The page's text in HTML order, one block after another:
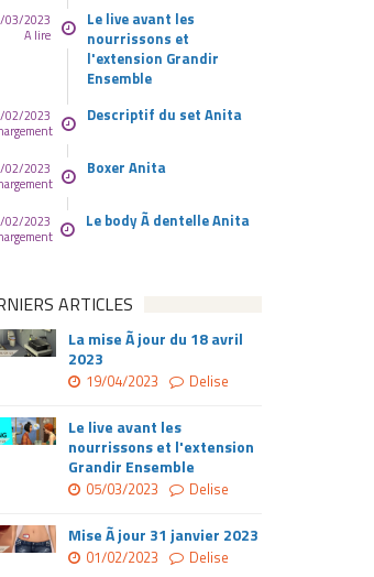
03/2023
A lire
Le live avant les
nourrissons et
l'extension Grandir
Ensemble
02/2023
Descriptif du set Anita
02/2023
Boxer Anita
02/2023
Le body Ã dentelle Anita
ARTICLES
La mise Ã jour du 18 avril
2023
19/04/2023 Delise
Le live avant les
nourrissons et l'extension
Grandir Ensemble
05/03/2023 Delise
Mise Ã jour 31 janvier 2023
01/02/2023 Delise